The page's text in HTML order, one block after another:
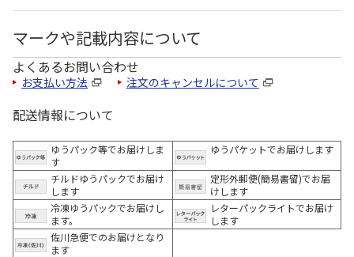
マークや記載内容について
よくあるお問い合わせ
お支払い方法 注文のキャンセルについて
配送情報について
ゆうパック等でお届けしま
す
ゆうパケットでお届けします
チルドゆうパックでお届け
します
定形外郵便(簡易書留)でお届
けします
冷凍ゆうパックでお届けし
ます。
レターパックライトでお届け
します
佐川急便でのお届けとなり
ます